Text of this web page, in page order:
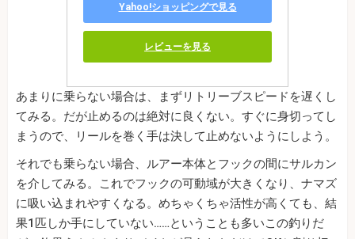
Yahoo!ショッピングで見る
レビューを見る
あまりに乗らない場合は、まずリトリーブスピードを遅くし
てみる。だが止めるのは絶対に良くない。すぐに身切ってし
まうので、リールを巻く手は決して止めないようにしよう。
それでも乗らない場合、ルアー本体とフックの間にサルカン
を介してみる。これでフックの可動域が大きくなり、ナマズ
に吸い込まれやすくなる。めちゃくちゃ活性が高くても、結
果1匹しか手にしていない……ということも多いこの釣りだ